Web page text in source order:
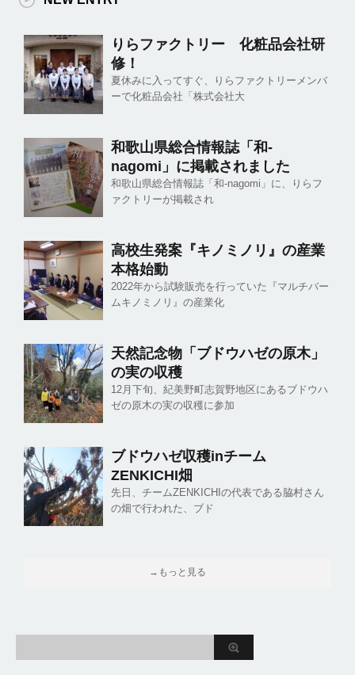
りらファクトリー 化粧品会社研
修！
夏休みに入ってすぐ、りらファクトリーメンバ
ーで化粧品会社「株式会社大
和歌山県総合情報誌「和-
nagomi」に掲載されました
和歌山県総合情報誌「和-nagomi」に、りらフ
ァクトリーが掲載され
高校生発案『キノミノリ』の産業
本格始動
2022年から試験販売を行っていた『マルチバー
ムキノミノリ』の産業化
天然記念物「ブドウハゼの原木」
の実の収穫
12月下旬、紀美野町志賀野地区にあるブドウハ
ゼの原木の実の収穫に参加
ブドウハゼ収穫inチーム
ZENKICHI畑
先日、チームZENKICHIの代表である脇村さん
の畑で行われた、ブド
→もっと見る